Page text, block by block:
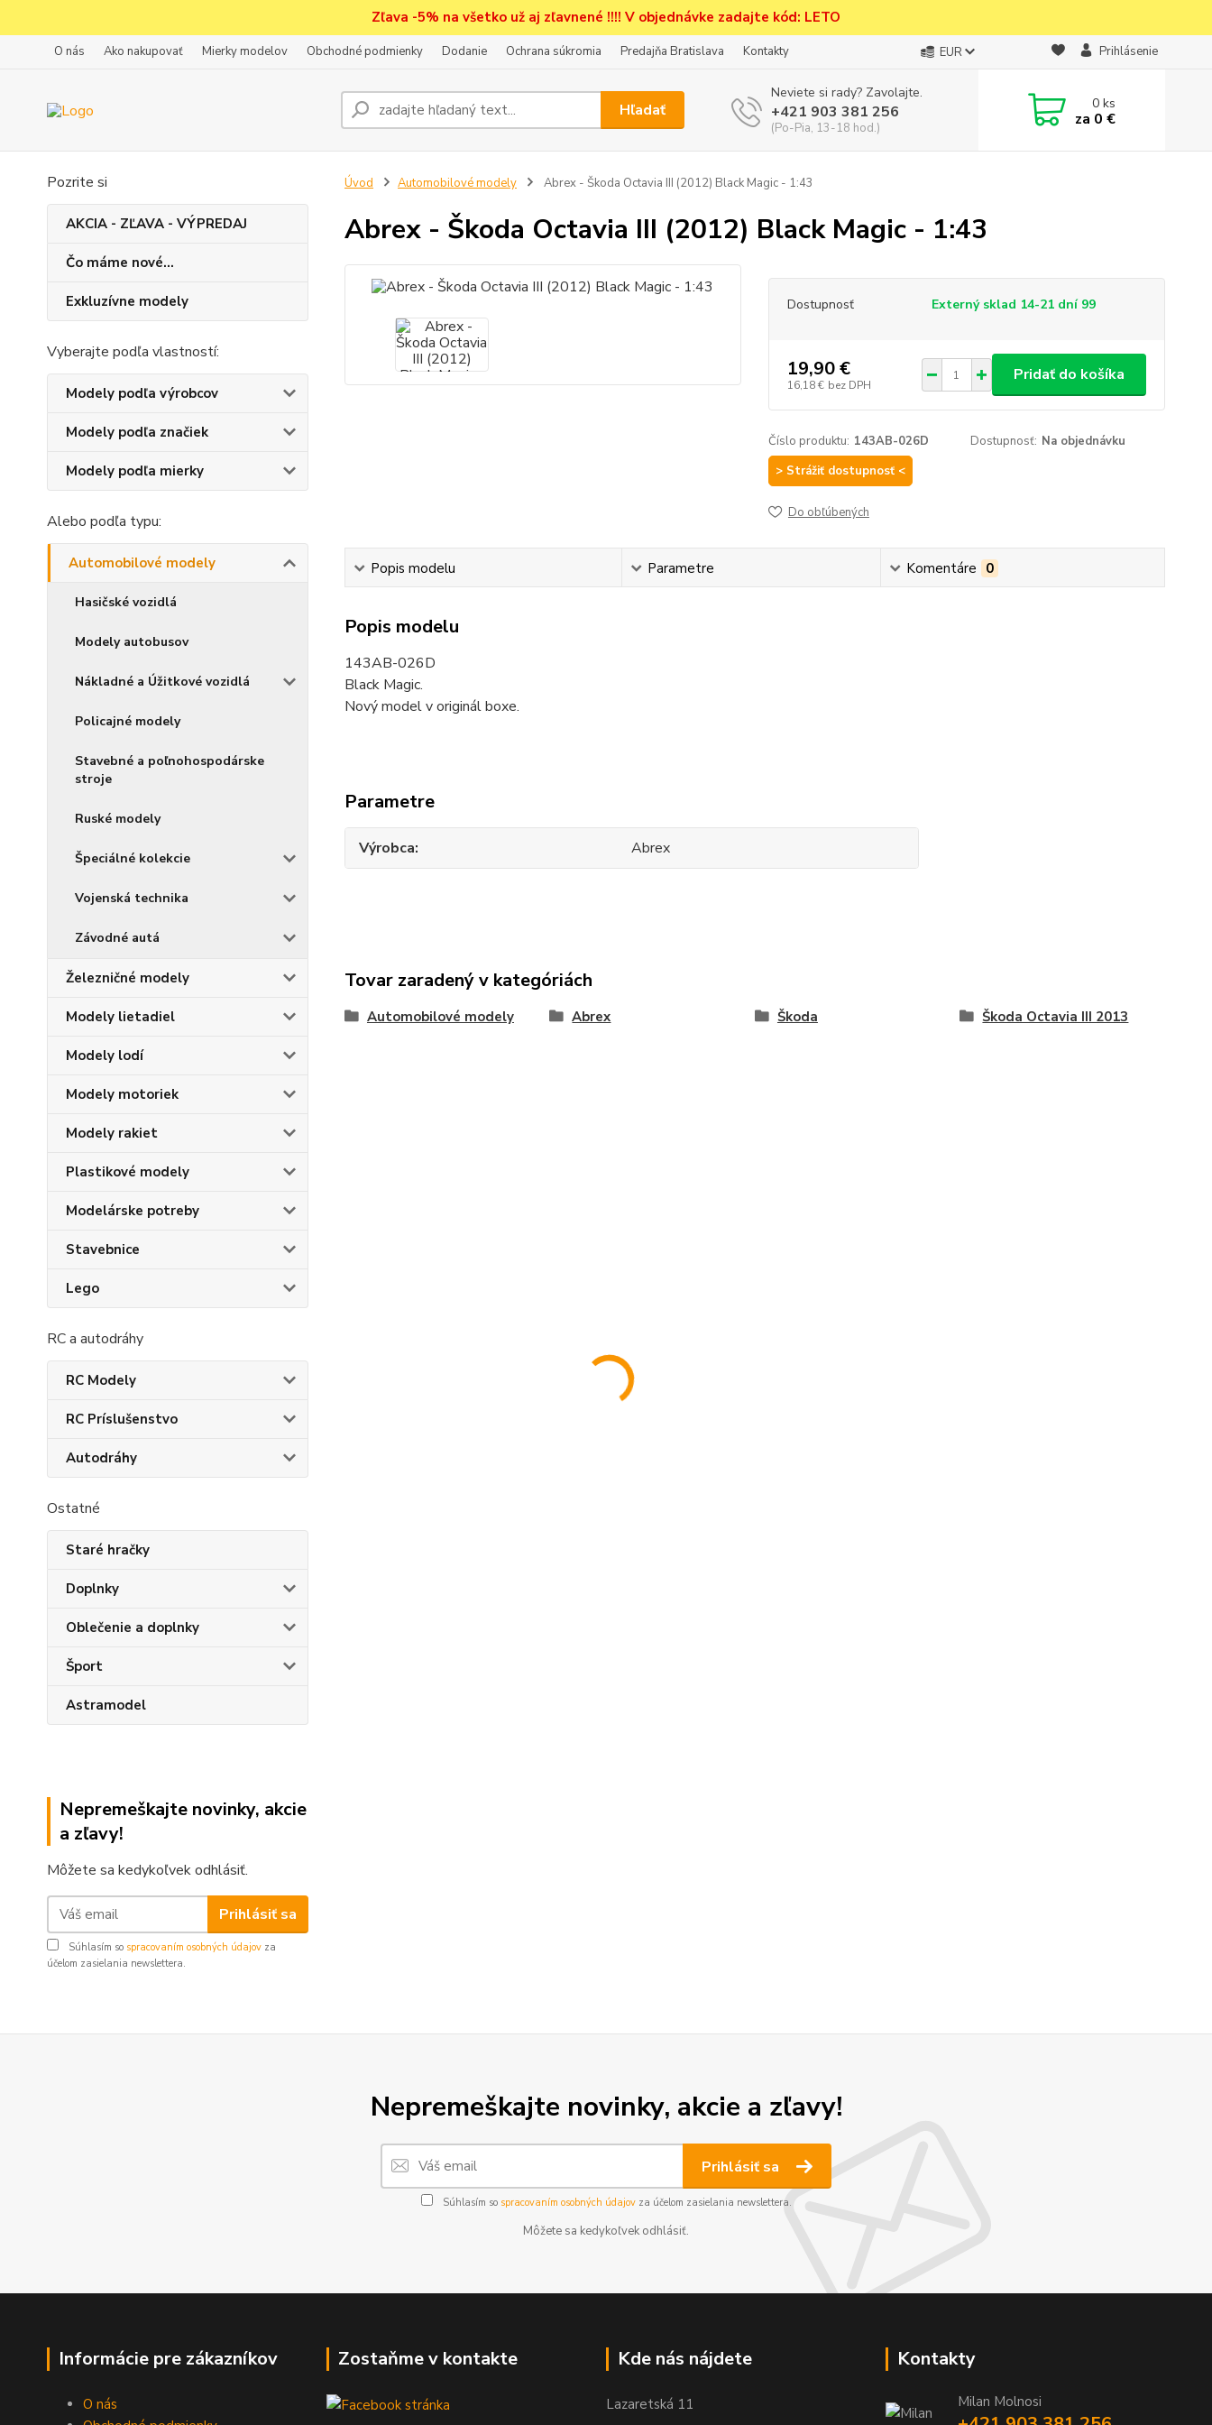
Zľava -5% na všetko už aj zľavnené !!!! V objednávke zadajte kód: LETO
O nás Ako nakupovať Mierky modelov Obchodné podmienky Dodanie Ochrana súkromia Predajňa Bratislava Kontakty EUR Prihlásenie
Hľadať
Neviete si rady? Zavolajte.
+421 903 381 256
(Po-Pia, 13-18 hod.)
0ks
za 0 €
Pozrite si
AKCIA - ZĽAVA - VÝPREDAJ
Čo máme nové...
Exkluzívne modely
Vyberajte podľa vlastností:
Modely podľa výrobcov
Modely podľa značiek
Modely podľa mierky
Alebo podľa typu:
Automobilové modely
Hasičské vozidlá
Modely autobusov
Nákladné a Úžitkové vozidlá
Policajné modely
Stavebné a poľnohospodárske
stroje
Ruské modely
Špeciálné kolekcie
Vojenská technika
Závodné autá
Železničné modely
Modely lietadiel
Modely lodí
Modely motoriek
Modely rakiet
Plastikové modely
Modelárske potreby
Stavebnice
Lego
RC a autodráhy
RC Modely
RC Príslušenstvo
Autodráhy
Ostatné
Staré hračky
Doplnky
Oblečenie a doplnky
Šport
Astramodel
Nepremeškajte novinky, akcie
a zľavy!
Môžete sa kedykoľvek odhlásiť.
Prihlásiť sa
Súhlasím so spracovaním osobných údajov za
účelom zasielania newslettera.
Úvod Automobilové modely Abrex - Škoda Octavia III (2012) Black Magic - 1:43
Abrex - Škoda Octavia III (2012) Black Magic - 1:43
Dostupnosť Externý sklad 14-21 dní 99
19,90 €
16,18 € bez DPH
Pridať do košíka
Číslo produktu: 143AB-026D Dostupnosť: Na objednávku
> Strážiť dostupnosť <
Do obľúbených
Popis modelu Parametre Komentáre 0
Popis modelu
143AB-026D
Black Magic.
Nový model v originál boxe.
Parametre
Výrobca Abrex
Tovar zaradený v kategóriách
Automobilové modely Abrex Škoda Škoda Octavia III 2013
Nepremeškajte novinky, akcie a zľavy!
Prihlásiť sa
Súhlasím so spracovaním osobných údajovza účelom zasielania newslettera.
Môžete sa kedykoľvek odhlásiť.
Informácie pre zákazníkov
O nás
Zostaňme v kontakte Kde nás nájdete
Lazaretská 11
Kontakty
Milan Molnosi